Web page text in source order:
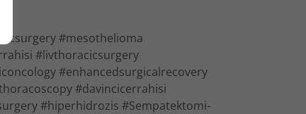
#mesothelioma
#livthoracicsurgery
#enhancedsurgicalrecovery
#davincicerrahisi
#hiperhidrozis #Sempatektomi-